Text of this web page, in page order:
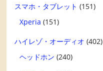
スマホ・タブレット (151)
Xperia (151)
ハイレゾ・オーディオ (402)
ヘッドホン (240)